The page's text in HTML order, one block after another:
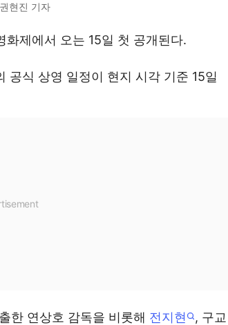
현진 기자
제에서 오는 15일 첫 공개된다.
공식 상영 일정이 현지 시각 기준 15일
한 연상호 감독을 비롯해 전지현
, 구교